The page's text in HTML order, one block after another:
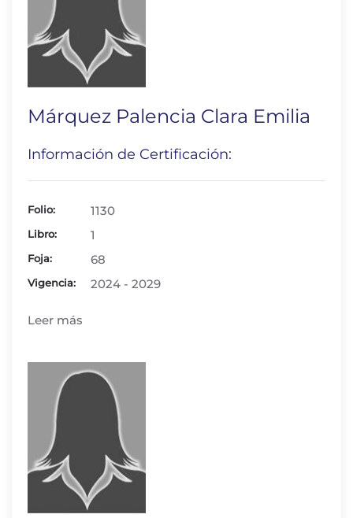
Márquez Palencia Clara Emilia
Información de Certificación:
Folio: 1130
Libro: 1
Foja: 68
Vigencia: 2024 - 2029
Leer más